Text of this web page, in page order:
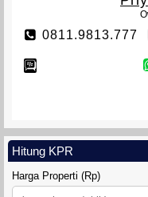
0811.9813.777
Hitung KPR
Harga Properti (Rp)